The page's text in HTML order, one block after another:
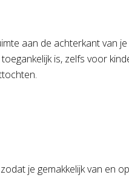
aan de achterkant van
is, zelfs voor
je gemakkelijk van en